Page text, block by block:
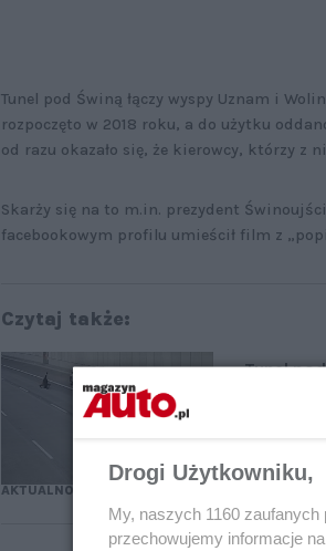
Tunel pod Świną łączy wyspy Uznam i
rozpoczęto w 2018 roku, a do użytku
od razu okazało się, że kierowcy, którzy z
Skarży się na to m.in. prezydent
facebookowym profilu umieścił film z
Czytaj także:
AKTUALNOŚCI
Tunel
Drogi Użytkowniku,
My, naszych 1160
przechowujemy informacje